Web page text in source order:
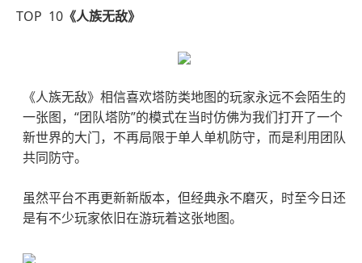
TOP 10 《人族无敌》
《人族无敌》相信喜欢塔防类地图的玩家永远不会陌生的
一张图，“团队塔防”的模式在当时仿佛为我们打开了一个
新世界的大门，不再局限于单人单机防守，而是利用团队
共同防守。
虽然平台不再更新新版本，但经典永不磨灭，时至今日还
是有不少玩家依旧在游玩着这张地图。